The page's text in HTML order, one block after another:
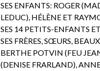
SES ENFANTS: ROGER
LEDUC), HÉLÈNE ET
SES 14 PETITS-ENFANTS
SES FRÈRES, SŒURS,
BERTHE POTVIN (FEU
(DENISE FRARLAND),